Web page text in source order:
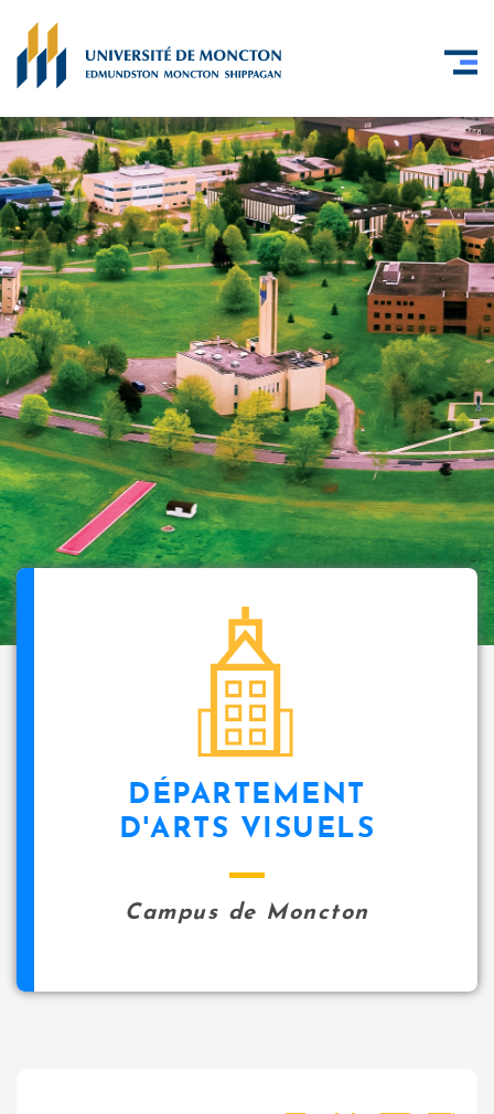
DÉPARTEMENT
D'ARTS VISUELS
Campus de Moncton